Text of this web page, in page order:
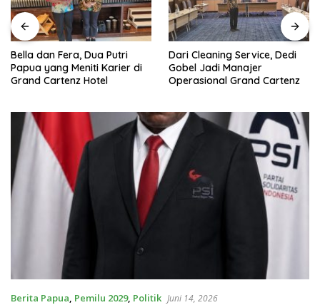
Bella dan Fera, Dua Putri
Papua yang Meniti Karier di
Grand Cartenz Hotel
Dari Cleaning Service, Dedi
Gobel Jadi Manajer
Operasional Grand Cartenz
Berita Papua, Pemilu 2029, Politik Juni 14, 2026